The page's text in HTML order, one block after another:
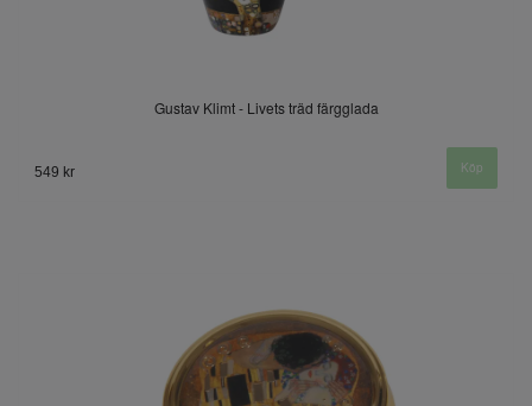
Gustav Klimt - Livets träd färgglada
549 kr